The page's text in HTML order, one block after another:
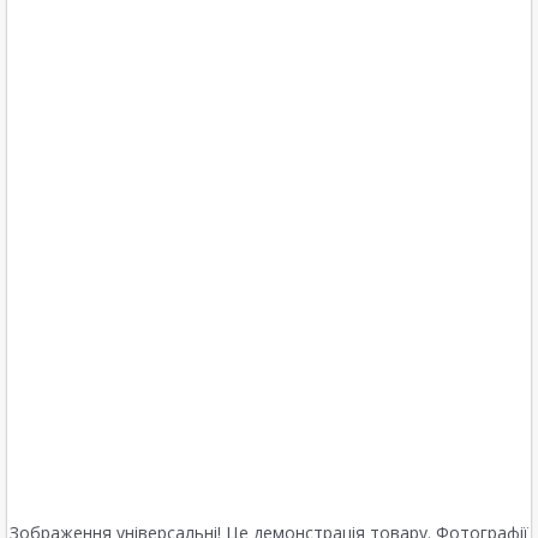
Зображення універсальні! Це демонстрація товару. Фотографії